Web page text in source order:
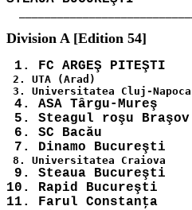
2. UTA (Arad)
4. ASA Târgu-
5. Steagul roşu
6. SC Bacău
9. Steaua
10. Rapid Bucureşti
11. Farul